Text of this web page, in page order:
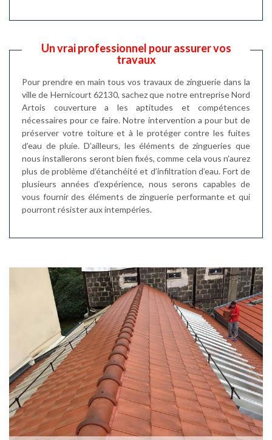
Un vrai professionnel pour assurer vos
travaux
Pour prendre en main tous vos travaux de zinguerie dans la
ville de Hernicourt 62130, sachez que notre entreprise Nord
Artois couverture a les aptitudes et compétences
nécessaires pour ce faire. Notre intervention a pour but de
préserver votre toiture et à le protéger contre les fuites
d’eau de pluie. D’ailleurs, les éléments de zingueries que
nous installerons seront bien fixés, comme cela vous n’aurez
plus de problème d’étanchéité et d’infiltration d’eau. Fort de
plusieurs années d’expérience, nous serons capables de
vous fournir des éléments de zinguerie performante et qui
pourront résister aux intempéries.